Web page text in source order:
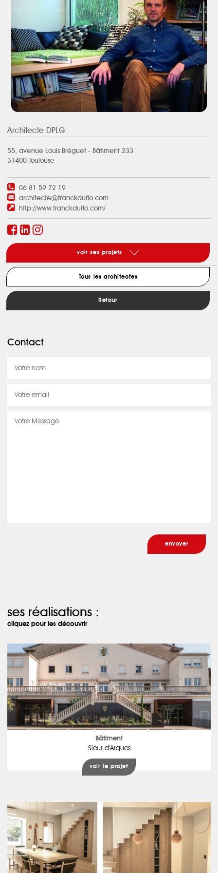
Architecte DPLG
55, avenue Louis Bréguet - Bâtiment 233
31400 Toulouse
06 81 59 72 19
architecte@franckduflo.com
http://www.franckduflo.com/
voir ses projets
Tous les architectes
Retour
Contact
ses réalisations :
cliquez pour les découvrir
Bâtiment
Sieur d'Arques
voir le projet